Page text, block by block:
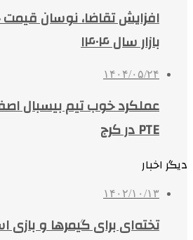
افزایش تقاضا، نوسان
بازار سال ۱۴۰۴
۱۴۰۴/۰۵/۲۴
عملکرد خوب تیم بیسبال
PTE در کرج
دیگر اخبار
۱۴۰۲/۱۰/۱۳
تخته‌ای برای گیمرها و بازی